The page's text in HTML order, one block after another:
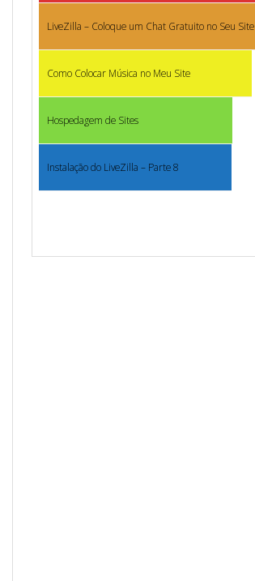
LiveZilla – Coloque um Chat Gratuito no Seu Site
Como Colocar Música no Meu Site
Hospedagem de Sites
Instalação do LiveZilla – Parte 8